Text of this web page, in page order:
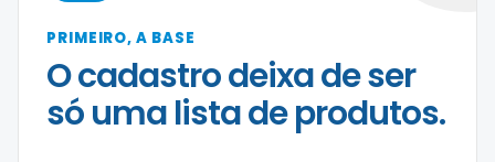
PRIMEIRO, A BASE
O cadastro deixa de ser
só uma lista de produtos.